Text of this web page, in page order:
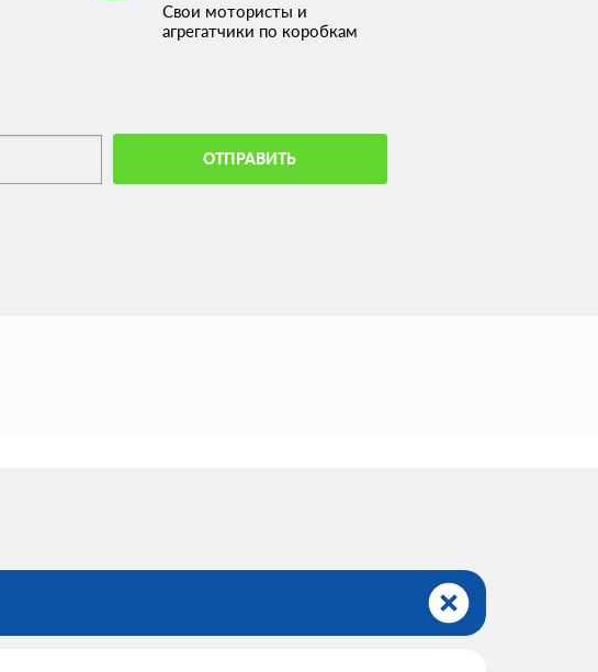
Свои мотористы и
агрегатчики по коробкам
ОТПРАВИТЬ